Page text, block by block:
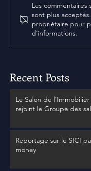
Les commentaires
sont plus
propriétaire pour
d'informations.
Recent Posts
Le Salon de
rejoint le Groupe des
Reportage sur le SICI
money